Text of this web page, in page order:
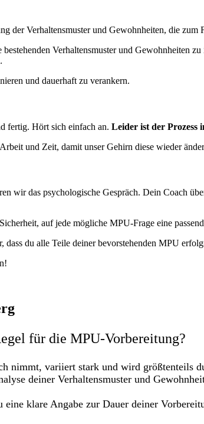
der Verhaltensmuster und Gewohnheiten, die
Verhaltensmuster und
und dauerhaft zu verankern.
fertig. Hört sich einfach an. Leider ist der Prozess
und Zeit, damit unser Gehirn diese wieder
wir das psychologische Gespräch. Dein Coach
auf jede mögliche MPU-Frage eine
du alle Teile deiner bevorstehenden MPU
für die MPU-Vorbereitung?
nimmt, variiert stark und wird größtenteils
deiner Verhaltensmuster und
eine klare Angabe zur Dauer deiner